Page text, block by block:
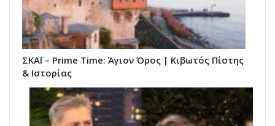
ΣΚΑΪ – Prime Time: Άγιον Όρος | Κιβωτός Πίστης
& Ιστορίας